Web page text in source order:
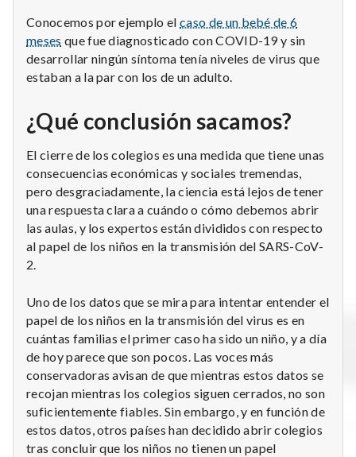
Conocemos por ejemplo elcaso de un bebé de 6
meses que fue diagnosticado con COVID-19 y sin
desarrollar ningún síntoma tenía niveles de virus que
estaban a la par con los de un adulto.
¿Qué conclusión sacamos?
El cierre de los colegios es una medida que tiene unas
consecuencias económicas y sociales tremendas,
pero desgraciadamente, la ciencia está lejos de tener
una respuesta clara a cuándo o cómo debemos abrir
las aulas, y los expertos están divididos con respecto
al papel de los niños en la transmisión del SARS-CoV-
2.
Uno de los datos que se mira para intentar entender el
papel de los niños en la transmisión del virus es en
cuántas familias el primer caso ha sido un niño, y a día
de hoy parece que son pocos. Las voces más
conservadoras avisan de que mientras estos datos se
recojan mientras los colegios siguen cerrados, no son
suficientemente fiables. Sin embargo, y en función de
estos datos, otros países han decidido abrir colegios
tras concluir que los niños no tienen un papel